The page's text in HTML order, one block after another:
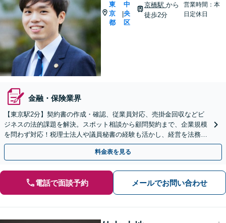
東
京
都
|
中
央
区
京橋駅から
徒歩2分
営業時間：本
日定休日
金融・保険業界
【東京駅2分】契約書の作成・確認、従業員対応、売掛金回収などビ
ジネスの法的課題を解決。スポット相談から顧問契約まで、企業規模
を問わず対応！税理士法人や議員秘書の経験も活かし、経営を法務面
から支えます【夜間や休日相談可】【オンライン相談可】
料金表を見る
電話で面談予約 メールでお問い合わせ